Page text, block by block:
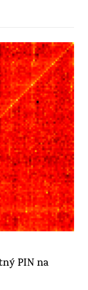
PIN na